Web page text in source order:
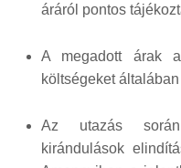
áráról pontos
A megadott árak
költségeket
Az utazás
kirándulások